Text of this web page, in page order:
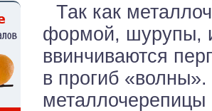
Так как
формой, шурупы,
ввинчиваются
в прогиб
металлочерепицы